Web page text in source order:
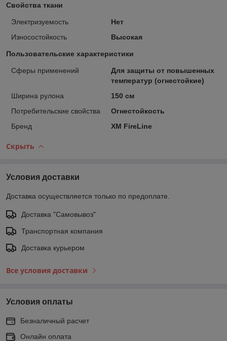
Свойства ткани
Электризуемость
Нет
Износостойкость
Высокая
Пользовательские характеристики
Сферы применений
Для защиты от повышенных
температур (огнестойкие)
Ширина рулона
150 см
Потребительские свойства
Огнестойкость
Бренд
XM FireLine
Скрыть
Условия доставки
Доставка осуществляется только по предоплате.
Доставка "Самовывоз"
Транспортная компания
Доставка курьером
Все условия доставки
Условия оплаты
Безналичный расчет
Онлайн оплата